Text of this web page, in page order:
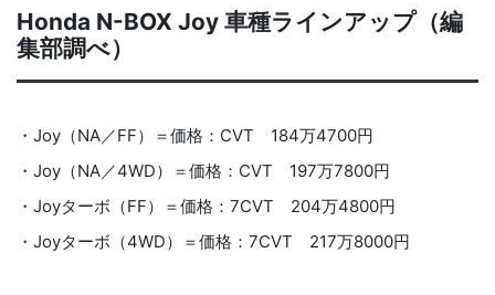
Honda N-BOX Joy 車種ラインアップ（編
集部調べ）
・Joy（NA／FF）＝価格：CVT 184万4700円
・Joy（NA／4WD）＝価格：CVT 197万7800円
・Joyターボ（FF）＝価格：7CVT 204万4800円
・Joyターボ（4WD）＝価格：7CVT 217万8000円